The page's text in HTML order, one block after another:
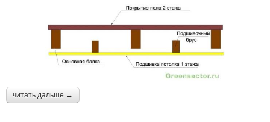
читать дальше →